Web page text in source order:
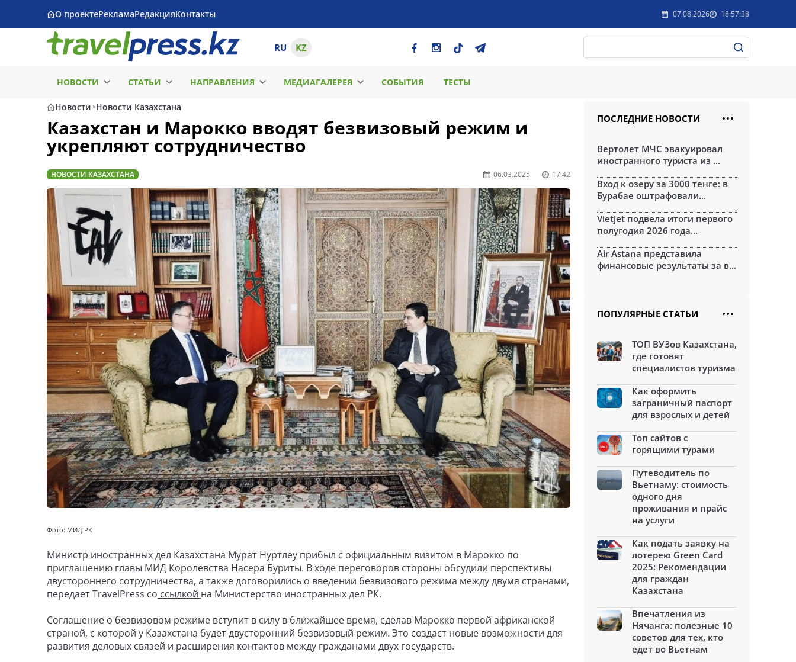
О проектеРекламаРедакцияКонтакты 07.08.2026 18:57:38
RU KZ
НОВОСТИ СТАТЬИ НАПРАВЛЕНИЯ МЕДИАГАЛЕРЕЯ СОБЫТИЯ ТЕСТЫ
Новости Новости Казахстана
Казахстан и Марокко вводят безвизовый режим и
укрепляют сотрудничество
НОВОСТИ КАЗАХСТАНА 06.03.2025 17:42
Фото: МИД РК
Министр иностранных дел Казахстана Мурат Нуртлеу прибыл с официальным визитом в Марокко по
приглашению главы МИД Королевства Насера Буриты. В ходе переговоров стороны обсудили перспективы
двустороннего сотрудничества, а также договорились о введении безвизового режима между двумя странами,
передает TravelPress со ссылкой на Министерство иностранных дел РК.
Соглашение о безвизовом режиме вступит в силу в ближайшее время, сделав Марокко первой африканской
страной, с которой у Казахстана будет двусторонний безвизовый режим. Это создаст новые возможности для
развития деловых связей и расширения контактов между гражданами двух государств.
ПОСЛЕДНИЕ НОВОСТИ
Вертолет МЧС эвакуировал
иностранного туриста из ...
Вход к озеру за 3000 тенге: в
Бурабае оштрафовали...
Vietjet подвела итоги первого
полугодия 2026 года...
Air Astana представила
финансовые результаты за в...
ПОПУЛЯРНЫЕ СТАТЬИ
ТОП ВУЗов Казахстана,
где готовят
специалистов туризма
Как оформить
заграничный паспорт
для взрослых и детей
Топ сайтов с
горящими турами
Путеводитель по
Вьетнаму: стоимость
одного дня
проживания и прайс
на услуги
Как подать заявку на
лотерею Green Card
2025: Рекомендации
для граждан
Казахстана
Впечатления из
Нячанга: полезные 10
советов для тех, кто
едет во Вьетнам